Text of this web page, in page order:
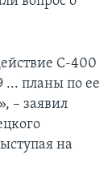
С-400
... планы по ее
– заявил
на